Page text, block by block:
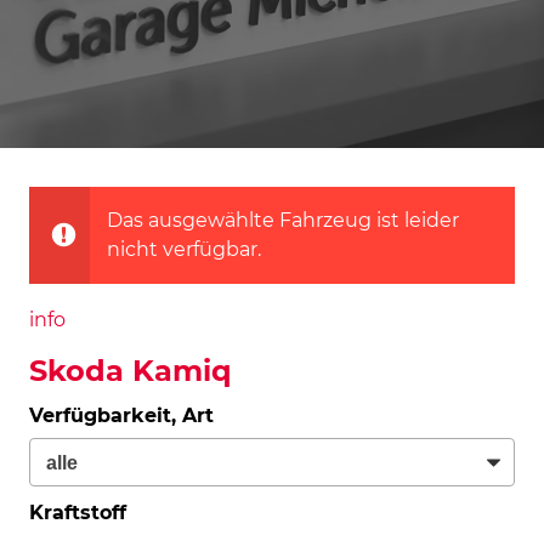
Das ausgewählte Fahrzeug ist leider
nicht verfügbar.
info
Skoda Kamiq
Verfügbarkeit, Art
Kraftstoff